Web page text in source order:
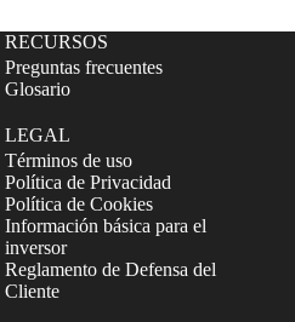
RECURSOS
Preguntas frecuentes
Glosario
LEGAL
Términos de uso
Política de Privacidad
Política de Cookies
Información básica para el
inversor
Reglamento de Defensa del
Cliente